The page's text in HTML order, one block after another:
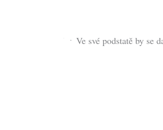
měsíce i roky. Ve své podstatě by